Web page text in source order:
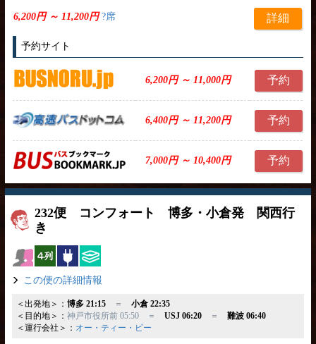
6,200円 ～ 11,200円?席 詳細
予約サイト
6,200円 ～ 11,000円 予約
6,400円 ～ 11,200円 予約
7,000円 ～ 10,400円 予約
232便 コンフォート 博多・小倉発 関西行
き
女性安心
横4列 コンセント
この便の詳細情報
＜出発地＞： 博多 21:15＝ 小倉 22:35
＜目的地＞： 神戸市役所前 05:50 ＝ USJ 06:20＝ 難波 06:40
＜運行会社＞： オー・ティー・ビー